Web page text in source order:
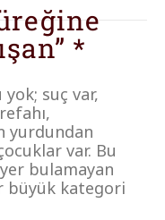
*
suç var,
yurdundan
var. Bu
bulamayan
büyük kategori